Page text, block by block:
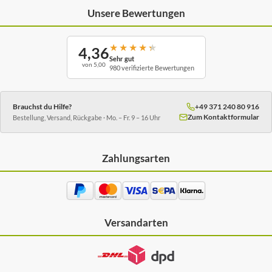
Unsere Bewertungen
4,36
von 5,00
★ ★ ★ ★ ★
Sehr gut
980 verifizierte Bewertungen
Brauchst du Hilfe?
Bestellung, Versand, Rückgabe · Mo. – Fr. 9 – 16 Uhr
+49 371 240 80 916
Zum Kontaktformular
Zahlungsarten
Versandarten